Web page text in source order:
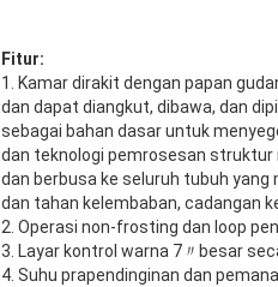
Fitur:
1. Kamar dirakit dengan papan
dan dapat diangkut, dibawa, dan
sebagai bahan dasar untuk
dan teknologi pemrosesan struktur
dan berbusa ke seluruh tubuh
dan tahan kelembaban, cadangan
2. Operasi non-frosting dan loop
3. Layar kontrol warna 7〃besar
4. Suhu prapendinginan dan